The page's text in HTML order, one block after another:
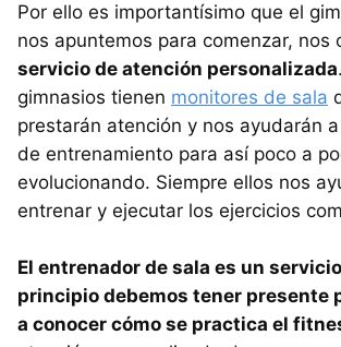
Por ello es importantísimo que el
nos apuntemos para comenzar, nos
servicio de atención personalizada
gimnasios tienen monitores de sala
prestarán atención y nos ayudarán
de entrenamiento para así poco a
evolucionando. Siempre ellos nos
entrenar y ejecutar los ejercicios
El entrenador de sala es un
principio debemos tener presente
a conocer cómo se practica el